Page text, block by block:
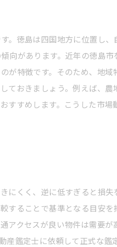
。徳島は四国地方に位置し
向があります。近年の徳島
が特徴です。そのため、地域
ておきましょう。例えば、農
すすめします。こうした市場
にくく、逆に低すぎると損失
することで基準となる目安を
アクセスが良い物件は需要が
産鑑定士に依頼して正式な鑑